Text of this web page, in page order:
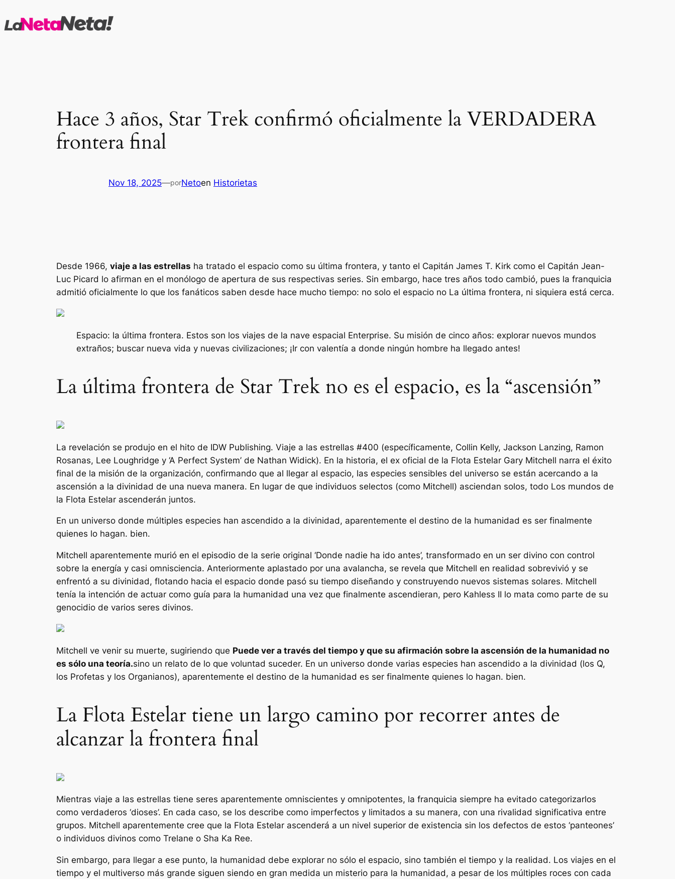
al
Hace 3 años, Star Trek confirmó oficialmente la VERDADERA
frontera final
Nov 18, 2025—porNetoen Historietas
Desde 1966, viaje a las estrellas ha tratado el espacio como su última frontera, y tanto el Capitán James T. Kirk como el Capitán Jean-
Luc Picard lo afirman en el monólogo de apertura de sus respectivas series. Sin embargo, hace tres años todo cambió, pues la franquicia
admitió oficialmente lo que los fanáticos saben desde hace mucho tiempo: no solo el espacio no La última frontera, ni siquiera está cerca.
Espacio: la última frontera. Estos son los viajes de la nave espacial Enterprise. Su misión de cinco años: explorar nuevos mundos
extraños; buscar nueva vida y nuevas civilizaciones; ¡Ir con valentía a donde ningún hombre ha llegado antes!
La última frontera de Star Trek no es el espacio, es la “ascensión”
La revelación se produjo en el hito de IDW Publishing. Viaje a las estrellas #400 (específicamente, Collin Kelly, Jackson Lanzing, Ramon
Rosanas, Lee Loughridge y ‘A Perfect System’ de Nathan Widick). En la historia, el ex oficial de la Flota Estelar Gary Mitchell narra el éxito
final de la misión de la organización, confirmando que al llegar al espacio, las especies sensibles del universo se están acercando a la
ascensión a la divinidad de una nueva manera. En lugar de que individuos selectos (como Mitchell) asciendan solos, todo Los mundos de
la Flota Estelar ascenderán juntos.
En un universo donde múltiples especies han ascendido a la divinidad, aparentemente el destino de la humanidad es ser finalmente
quienes lo hagan. bien.
Mitchell aparentemente murió en el episodio de la serie original ‘Donde nadie ha ido antes’, transformado en un ser divino con control
sobre la energía y casi omnisciencia. Anteriormente aplastado por una avalancha, se revela que Mitchell en realidad sobrevivió y se
enfrentó a su divinidad, flotando hacia el espacio donde pasó su tiempo diseñando y construyendo nuevos sistemas solares. Mitchell
tenía la intención de actuar como guía para la humanidad una vez que finalmente ascendieran, pero Kahless II lo mata como parte de su
genocidio de varios seres divinos.
Mitchell ve venir su muerte, sugiriendo que Puede ver a través del tiempo y que su afirmación sobre la ascensión de la humanidad no
es sólo una teoría.sino un relato de lo que voluntad suceder. En un universo donde varias especies han ascendido a la divinidad (los Q,
los Profetas y los Organianos), aparentemente el destino de la humanidad es ser finalmente quienes lo hagan. bien.
La Flota Estelar tiene un largo camino por recorrer antes de
alcanzar la frontera final
Mientras viaje a las estrellas tiene seres aparentemente omniscientes y omnipotentes, la franquicia siempre ha evitado categorizarlos
como verdaderos ‘dioses’. En cada caso, se los describe como imperfectos y limitados a su manera, con una rivalidad significativa entre
grupos. Mitchell aparentemente cree que la Flota Estelar ascenderá a un nivel superior de existencia sin los defectos de estos ‘panteones’
o individuos divinos como Trelane o Sha Ka Ree.
Sin embargo, para llegar a ese punto, la humanidad debe explorar no sólo el espacio, sino también el tiempo y la realidad. Los viajes en el
tiempo y el multiverso más grande siguen siendo en gran medida un misterio para la humanidad, a pesar de los múltiples roces con cada